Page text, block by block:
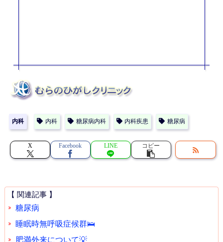
内科 内科 糖尿病内科 内科疾患 糖尿病
X Facebook LINE コピー
【 関連記事 】
糖尿病
睡眠時無呼吸症候群🛌
肥満外来について💡